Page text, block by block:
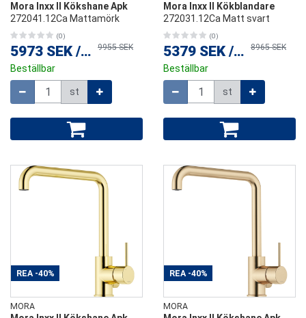
Mora Inxx II Kökshane Apk
272041.12Ca Mattamörk
(0)
5973 SEK / st9955 SEK
Beställbar
st
Mora Inxx II Kökblandare
272031.12Ca Matt svart
(0)
5379 SEK / st8965 SEK
Beställbar
st
REA -40%
MORA
REA -40%
MORA